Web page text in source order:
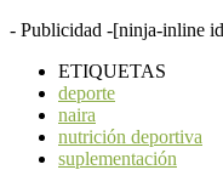
- Publicidad -[ninja-inline
ETIQUETAS
deporte
naira
nutrición deportiva
suplementación